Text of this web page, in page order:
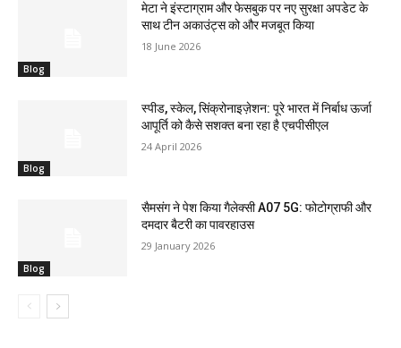
Blog
मेटा ने इंस्टाग्राम और फेसबुक पर नए सुरक्षा अपडेट के
साथ टीन अकाउंट्स को और मजबूत किया
18 June 2026
Blog
स्पीड, स्केल, सिंक्रोनाइज़ेशन: पूरे भारत में निर्बाध ऊर्जा
आपूर्ति को कैसे सशक्त बना रहा है एचपीसीएल
24 April 2026
Blog
सैमसंग ने पेश किया गैलेक्सी A07 5G: फोटोग्राफी और
दमदार बैटरी का पावरहाउस
29 January 2026